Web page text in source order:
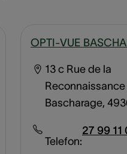
OPTI-VUE
13 c Rue de la
Bascharage,
Telefon:
27 99 11